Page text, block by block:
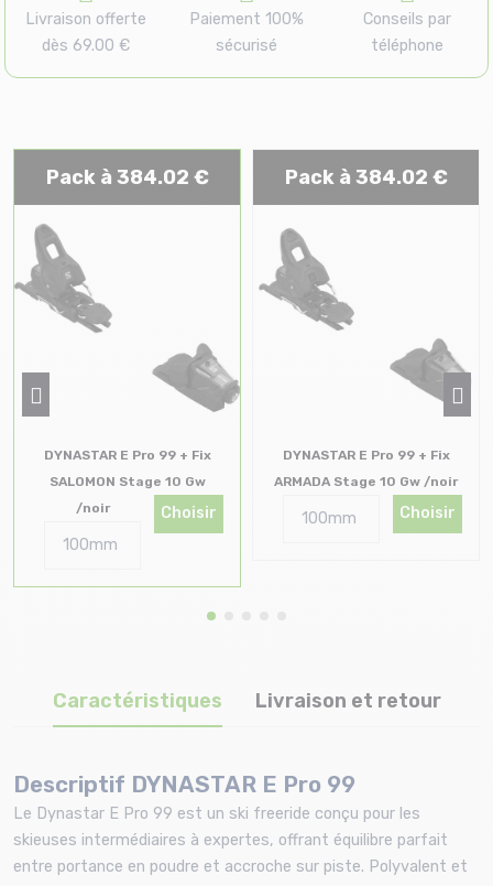
Livraison offerte
dès 69.00 €
Paiement 100%
sécurisé
Conseils par
téléphone
Pack à 384.02 €
DYNASTAR E Pro 99 + Fix
SALOMON Stage 10 Gw
/noir
Choisir
Pack à 384.02 €
DYNASTAR E Pro 99 + Fix
ARMADA Stage 10 Gw /noir
Choisir
Caractéristiques Livraison et retour
Descriptif DYNASTAR E Pro 99
Le Dynastar E Pro 99 est un ski freeride conçu pour les
skieuses intermédiaires à expertes, offrant équilibre parfait
entre portance en poudre et accroche sur piste. Polyvalent et